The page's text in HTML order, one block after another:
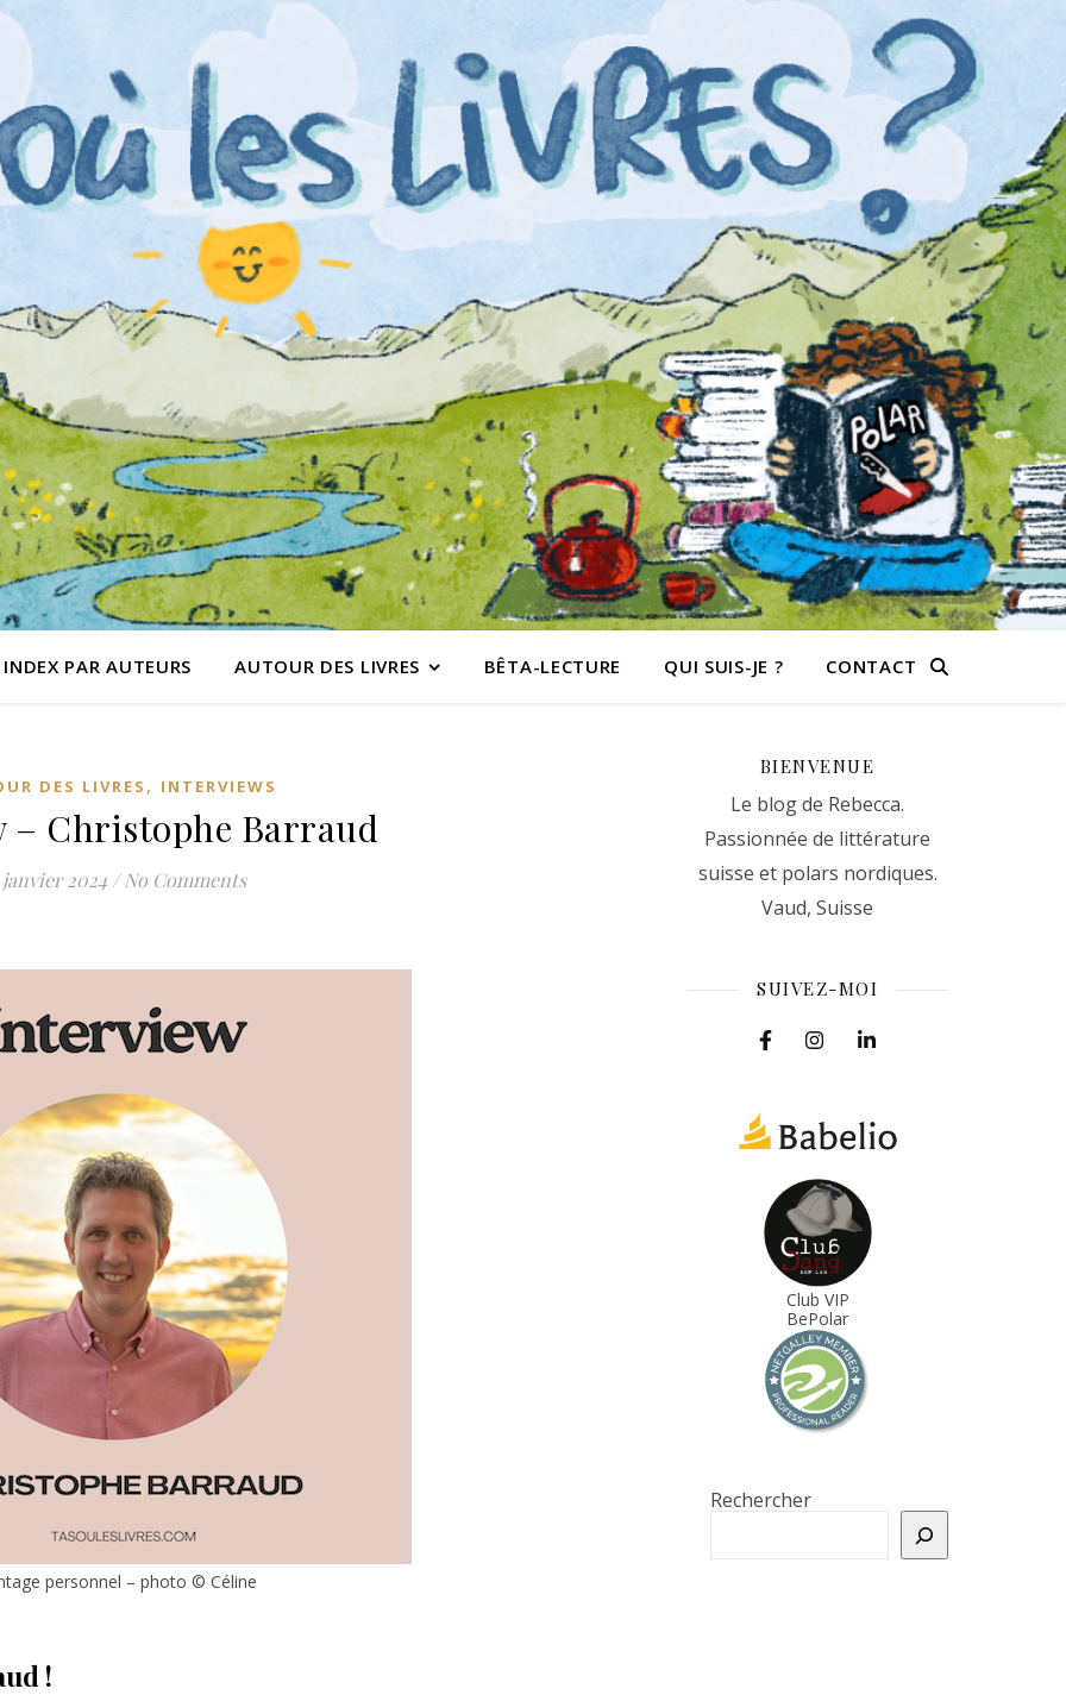
INDEX PAR AUTEURS AUTOUR DES LIVRES BÊTA-LECTURE QUI SUIS-JE ? CONTACT
DES LIVRES , INTERVIEWS
– Christophe Barraud
janvier 2024 / No Comments
personnel – photo © Céline
!
BIENVENUE
Le blog de Rebecca.
Passionnée de littérature
suisse et polars nordiques.
Vaud, Suisse
SUIVEZ-MOI
Club VIP
BePolar
Rechercher